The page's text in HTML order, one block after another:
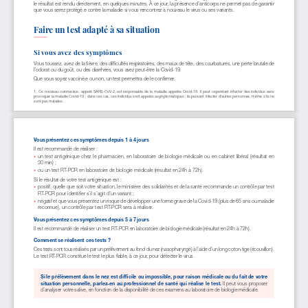
le résultat est rendu directement, en quelques minutes. À ce jour, la présence d’anticorps ne permet pas de garantir
que vous serez protégé.e contre la maladie si vous rencontrez à nouveau le virus ou ses variants.
1.  Ce  nouveau  coronavirus,  appelé  SARS-CoV-2,  est  responsable  de  la  maladie  appelée  Covid-19.  Il  peut  cependant  infecter  des  individus  sans
provoquer la maladie Covid-19 ; dans ces cas, ces individus sont appelés asymptomatiques ; ils peuvent infecter d’autres personnes, même s’ils ne
sont pas malades.
Faire un test adapté à sa situation
Si vous avez des symptômes
Vous toussez, avez de la fièvre, des difficultés respiratoires, des maux de tête, des courbatures, une perte brutale de
l’odorat ou du goût, ou des diarrhées, vous avez peut-être la Covid-19.
Que vous soyez vacciné.e ou non, un test permettra de le confirmer.
Vous présentez ces symptômes depuis 1 à 4 jours
Il est recommandé de réaliser :
• un  test  antigénique  chez  le  pharmacien,  en  laboratoire  de  biologie  médicale  ou  en  cabinet  libéral  (résultat  en
30 min) ;
• ou un test RT-PCR en laboratoire de biologie médicale (résultat en 24h à 72h).
Si le résultat de votre test antigénique est :
• positif, quelle que soit votre situation, le ministère des solidarités et de la santé recommande un contrôle par test
RT-PCR pour identifier s’il s’agit d’un variant ;
• négatif et que vous présentez un risque de développer une forme grave de la Covid-19 (plus de 65 ans ou maladie
reconnue), un contrôle par test RT-PCR sera à réaliser.
Vous présentez ces symptômes depuis 5 à 7 jours
Il est recommandé de réaliser un test RT-PCR en laboratoire de biologie médicale (résultat en 24h à 72h).
Comment se réalisent ces tests ?
Ces tests sont tous réalisés par un prélèvement au fond du nez (nasopharyngé) à l’aide d’un long coton-tige (écouvillon).
Le test RT-PCR constitue le test le plus fiable, à ce jour, pour détecter le virus.
Si le prélèvement dans le nez est difficile ou impossible, pour raison médicale ou du fait de votre
situation personnelle, parlez-en au professionnel de santé qui réalise le test. Il peut vous proposer
d’analyser votre salive, en fonction de la disponibilité de ces examens au laboratoire de biologie médicale.